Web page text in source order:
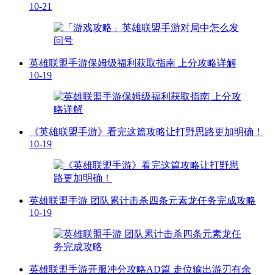
10-21
英雄联盟手游保姆级福利获取指南 上分攻略详解
10-19
《英雄联盟手游》看完这篇攻略让打野思路更加明确！
10-19
英雄联盟手游 团队累计击杀四条元素龙任务完成攻略
10-19
英雄联盟手游开服冲分攻略AD篇 走位输出游刃有余